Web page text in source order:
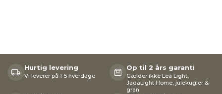
Hurtig levering
Vi leverer på 1-5 hverdage
Op til 2 års garanti
Gælder ikke Lea Light,
JadaLight Home, julekugler &
gran